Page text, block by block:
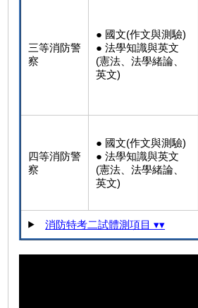
三等消防警
察
● 國文(作文與測驗)
● 法學知識與英文
(憲法、法學緒論、
英文)
四等消防警
察
● 國文(作文與測驗)
● 法學知識與英文
(憲法、法學緒論、
英文)
消防特考二試體測項目 ▾▾